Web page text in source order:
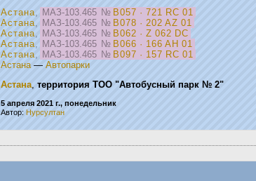
Астана, МАЗ-103.465 № B057 · 721 RC 01
Астана, МАЗ-103.465 № B078 · 202 AZ 01
Астана, МАЗ-103.465 № B062 · Z 062 DC
Астана, МАЗ-103.465 № B066 · 166 AH 01
Астана, МАЗ-103.465 № B097 · 157 RC 01
Астана— Автопарки
Астана, территория ТОО "Автобусный парк № 2"
5 апреля 2021 г., понедельник
Автор: Нурсултан